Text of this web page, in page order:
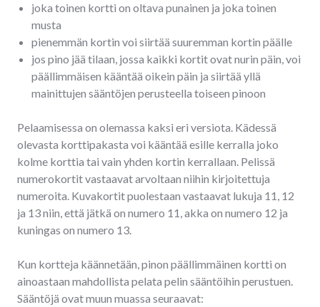
joka toinen kortti on oltava punainen ja joka toinen
musta
pienemmän kortin voi siirtää suuremman kortin päälle
jos pino jää tilaan, jossa kaikki kortit ovat nurin päin, voi
päällimmäisen kääntää oikein päin ja siirtää yllä
mainittujen sääntöjen perusteella toiseen pinoon
Pelaamisessa on olemassa kaksi eri versiota. Kädessä
olevasta korttipakasta voi kääntää esille kerralla joko
kolme korttia tai vain yhden kortin kerrallaan. Pelissä
numerokortit vastaavat arvoltaan niihin kirjoitettuja
numeroita. Kuvakortit puolestaan vastaavat lukuja 11, 12
ja 13 niin, että jätkä on numero 11, akka on numero 12 ja
kuningas on numero 13.
Kun kortteja käännetään, pinon päällimmäinen kortti on
ainoastaan mahdollista pelata pelin sääntöihin perustuen.
Sääntöjä ovat muun muassa seuraavat: